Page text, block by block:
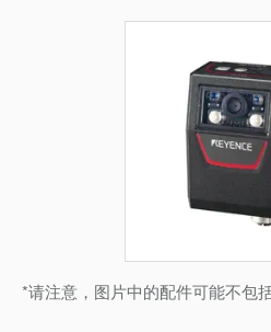
*请注意，图片中的配件可能不包